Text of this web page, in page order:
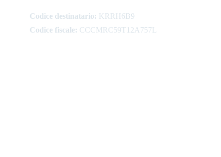
Codice destinatario: KRRH6B9
Codice fiscale: CCCMRC59T12A757L